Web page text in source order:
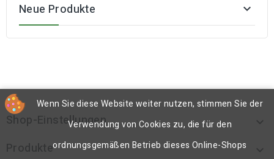
Neue Produkte 
Shop-Einstellungen 
Produkte 
Wenn Sie diese Website weiter nutzen, stimmen Sie der
Verwendung von Cookies zu, die für den
ordnungsgemäßen Betrieb dieses Online-Shops